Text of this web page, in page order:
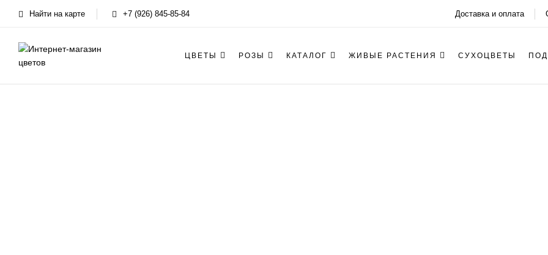
Найти на карте +7 (926) 845-85-84 Доставка и оплата
ЦВЕТЫ РОЗЫ КАТАЛОГ ЖИВЫЕ РАСТЕНИЯ СУХОЦВЕТЫ